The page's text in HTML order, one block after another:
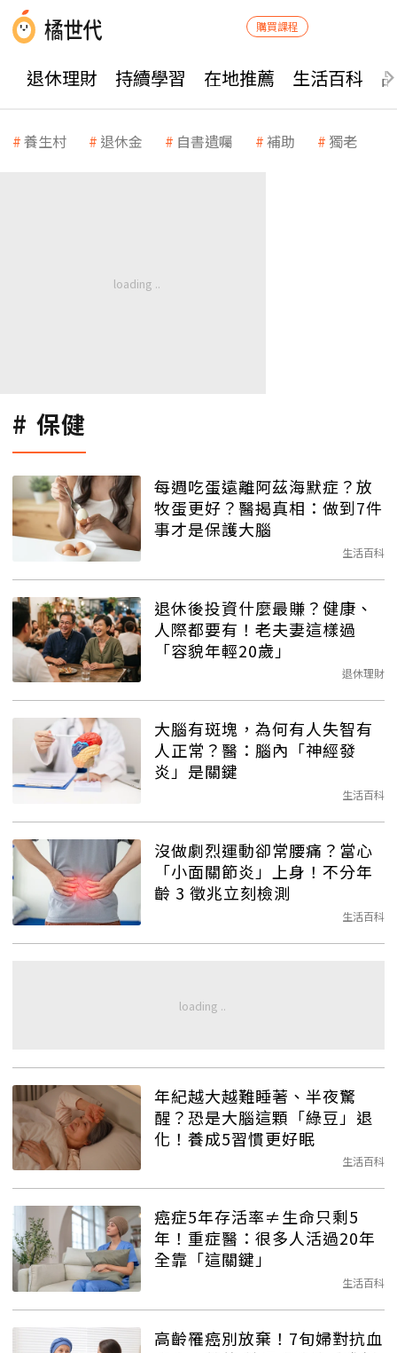
購買課程
退休理財 持續學習 在地推薦 生活百科
養生村 退休金 自書遺囑 補助 獨老
保健
每週吃蛋遠離阿茲海默症？放
牧蛋更好？醫揭真相：做到7件
事才是保護大腦
生活百科
退休後投資什麼最賺？健康、
人際都要有！老夫妻這樣過
「容貌年輕20歲」
退休理財
大腦有斑塊，為何有人失智有
人正常？醫：腦內「神經發
炎」是關鍵
生活百科
沒做劇烈運動卻常腰痛？當心
「小面關節炎」上身！不分年
齡 3 徵兆立刻檢測
生活百科
年紀越大越難睡著、半夜驚
醒？恐是大腦這顆「綠豆」退
化！養成5習慣更好眠
生活百科
癌症5年存活率≠生命只剩5
年！重症醫：很多人活過20年
全靠「這關鍵」
生活百科
高齡罹癌別放棄！7旬婦對抗血